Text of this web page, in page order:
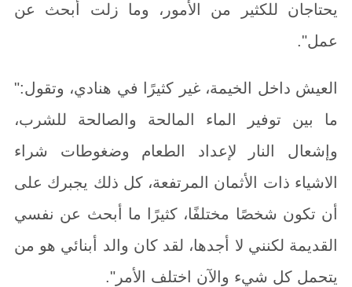
يحتاجان للكثير من الأمور، وما زلت أبحث عن
عمل".
العيش داخل الخيمة، غير كثيرًا في هنادي، وتقول:"
ما بين توفير الماء المالحة والصالحة للشرب،
وإشعال النار لإعداد الطعام وضغوطات شراء
الاشياء ذات الأثمان المرتفعة، كل ذلك يجبرك على
أن تكون شخصًا مختلفًا، كثيرًا ما أبحث عن نفسي
القديمة لكنني لا أجدها، لقد كان والد أبنائي هو من
يتحمل كل شيء والآن اختلف الأمر".